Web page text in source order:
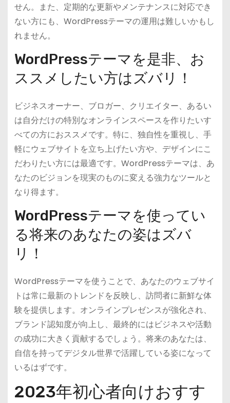
せん。また、定期的な更新やメンテナンスに対応でき
ない方にも、WordPressテーマの運用は難しいかもし
れません。
WordPressテーマを是非、お
ススメしたい方はズバリ！
ビジネスオーナー、ブロガー、クリエイター、あるい
は自分だけの特別なオンラインスペースを作りたいす
べての方におススメです。特に、独自性を重視し、手
軽にウェブサイトを立ち上げたい方や、デザインにこ
だわりたい方には最適です。WordPressテーマは、あ
なたのビジョンを現実のものに変える強力なツールと
なり得ます。
WordPressテーマを使ってい
る将来のあなたの姿はズバ
リ！
WordPressテーマを使うことで、あなたのウェブサイ
トは常に最新のトレンドを反映し、訪問者に新鮮な体
験を提供します。オンラインプレゼンスが強化され、
ブランド認知度が向上し、最終的にはビジネスや活動
の成功に大きく貢献するでしょう。将来のあなたは、
自信を持ってデジタル世界で活躍している姿になって
いるはずです。
2023年初心者向けおすす